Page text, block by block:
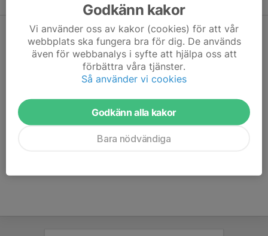
Trevlig sommar!
23 jun, 07:57
0 kommentarer
På onsdag 24/6 (vecka 26) kör vi sista träningen på vallen, sen
är det dags för sommaruppehåll.
Vi önskar alla en härlig sommar och så ses vi igen när
träningarna drar igång igen vecka 32.
Godkänn kakor
Vi använder oss av kakor (cookies) för att vår
webbplats ska fungera bra för dig. De används
även för webbanalys i syfte att hjälpa oss att
förbättra våra tjänster.
Så använder vi cookies
Godkänn alla kakor
Bara nödvändiga